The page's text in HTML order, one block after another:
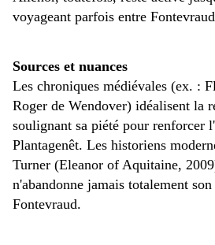
voyageant parfois entre
Sources et nuances
Les chroniques médiévales (ex. :
Roger de Wendover) idéalisent la
soulignant sa piété pour renforcer
Plantagenêt. Les historiens
Turner (Eleanor of Aquitaine,
n'abandonne jamais totalement
Fontevraud.